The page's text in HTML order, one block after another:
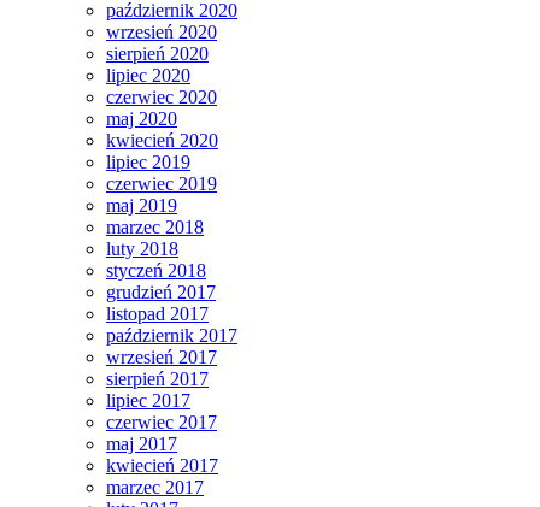
październik 2020
wrzesień 2020
sierpień 2020
lipiec 2020
czerwiec 2020
maj 2020
kwiecień 2020
lipiec 2019
czerwiec 2019
maj 2019
marzec 2018
luty 2018
styczeń 2018
grudzień 2017
listopad 2017
październik 2017
wrzesień 2017
sierpień 2017
lipiec 2017
czerwiec 2017
maj 2017
kwiecień 2017
marzec 2017